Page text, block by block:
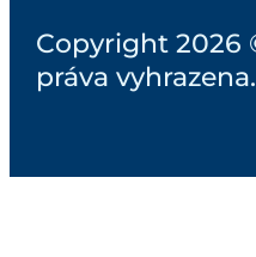
Copyright 2026
práva vyhrazena.